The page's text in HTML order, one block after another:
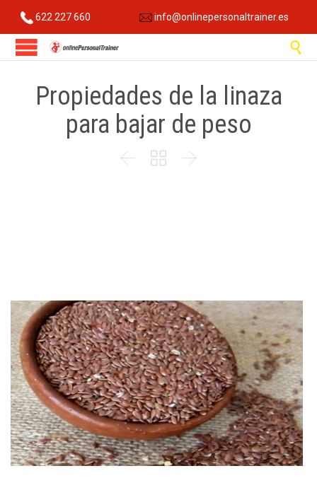
622 227 660 info@onlinepersonaltrainer.es

Propiedades de la linaza
para bajar de peso
  